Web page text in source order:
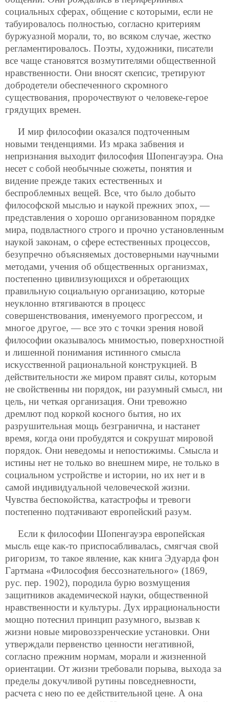
социальных сферах, общение с которыми, если не
табуировалось полностью, согласно критериям
буржуазной морали, то, во всяком случае, жестко
регламентировалось. Поэты, художники, писатели
все чаще становятся возмутителями общественной
нравственности. Они вносят скепсис, третируют
добродетели обеспеченного скромного
существования, пророчествуют о человеке-герое
грядущих времен.
И мир философии оказался подточенным
новыми тенденциями. Из мрака забвения и
непризнания выходит философия Шопенгауэра. Она
несет с собой необычные сюжеты, понятия и
видение прежде таких естественных и
беспроблемных вещей. Все, что было добыто
философской мыслью и наукой прежних эпох, —
представления о хорошо организованном порядке
мира, подвластного строго и прочно установленным
наукой законам, о сфере естественных процессов,
безупречно объясняемых достоверными научными
методами, учения об общественных организмах,
постепенно цивилизующихся и обретающих
правильную социальную организацию, которые
неуклонно втягиваются в процесс
совершенствования, именуемого прогрессом, и
многое другое, — все это с точки зрения новой
философии оказывалось мнимостью, поверхностной
и лишенной понимания истинного смысла
искусственной рациональной конструкцией. В
действительности же миром правят силы, которым
не свойственны ни порядок, ни разумный смысл, ни
цель, ни четкая организация. Они тревожно
дремлют под коркой косного бытия, но их
разрушительная мощь безгранична, и настанет
время, когда они пробудятся и сокрушат мировой
порядок. Они неведомы и непостижимы. Смысла и
истины нет не только во внешнем мире, не только в
социальном устройстве и истории, но их нет и в
самой индивидуальной человеческой жизни.
Чувства беспокойства, катастрофы и тревоги
постепенно подтачивают европейский разум.
Если к философии Шопенгауэра европейская
мысль еще как-то приспосабливалась, смягчая свой
ригоризм, то такое явление, как книга Эдуарда фон
Гартмана «Философия бессознательного» (1869,
рус. пер. 1902), породила бурю возмущения
защитников академической науки, общественной
нравственности и культуры. Дух иррациональности
мощно потеснил принцип разумного, вызвав к
жизни новые мировоззренческие установки. Они
утверждали первенство ценности негативной,
согласно прежним нормам, морали и жизненной
ориентации. От жизни требовали порыва, выхода за
пределы докучливой рутины повседневности,
расчета с нею по ее действительной цене. А она